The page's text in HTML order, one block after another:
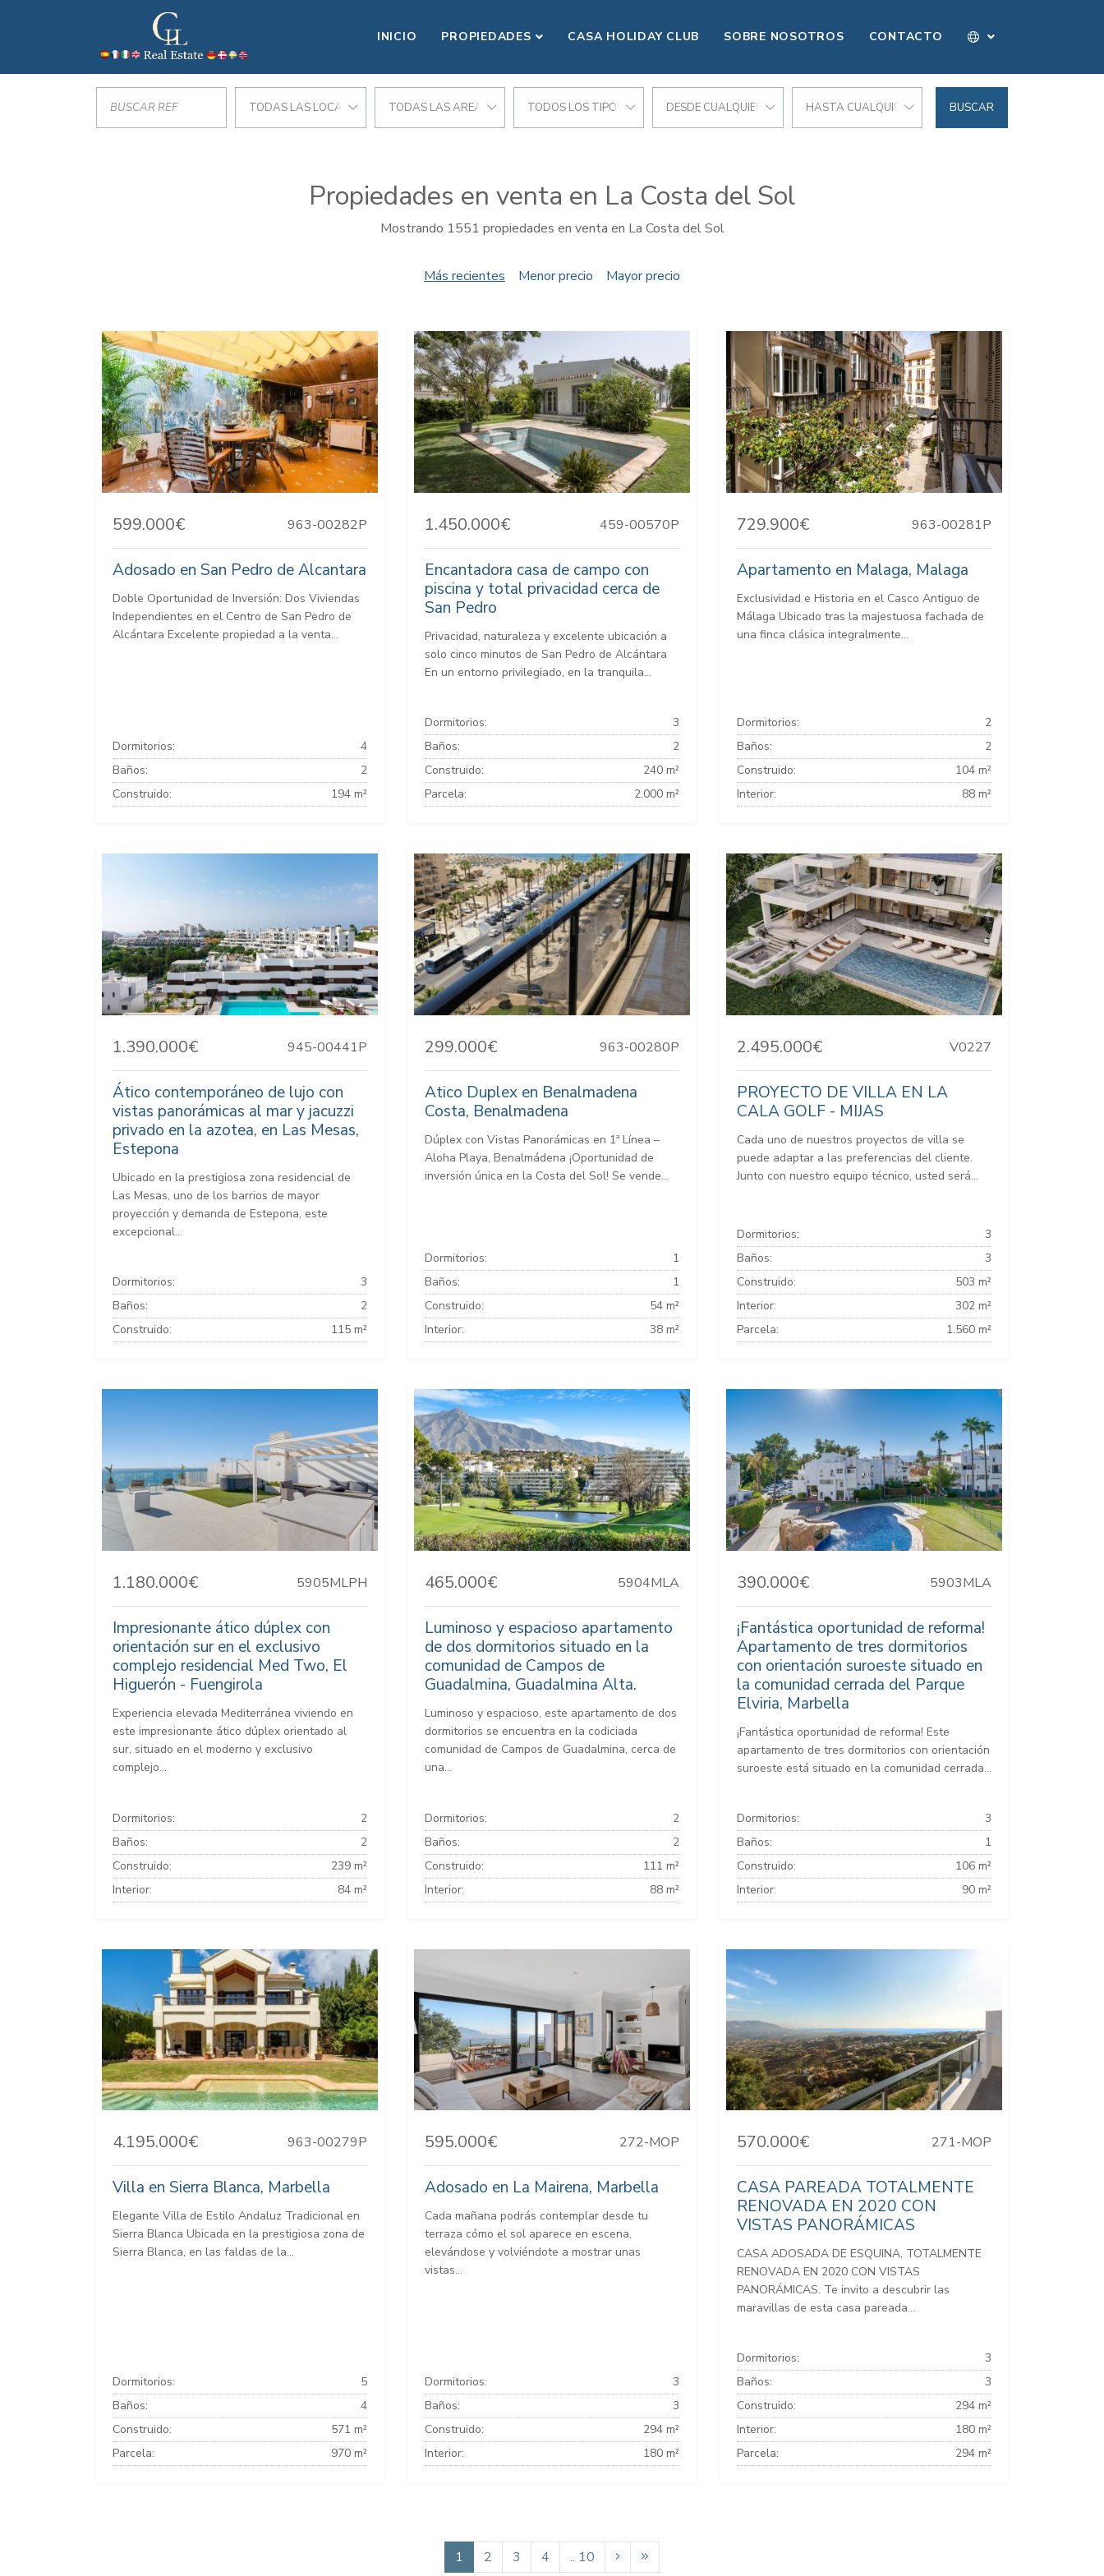
INICIO PROPIEDADES CASA HOLIDAY CLUB SOBRE NOSOTROS CONTACTO
TODAS LAS LOCALIZACIONESTODAS LAS AREAS TODOS LOS TIPOS DESDE CUALQUIER PRECIO HASTA CUALQUIER PRECIO BUSCAR
Propiedades en venta en La Costa del Sol
Mostrando 1551 propiedades en venta en La Costa del Sol
Más recientes Menor precio Mayor precio
599.000€ 963-00282P
Adosado en San Pedro de Alcantara
Doble Oportunidad de Inversión: Dos Viviendas
Independientes en el Centro de San Pedro de
Alcántara Excelente propiedad a la venta...
Dormitorios:
4
Baños:
2
Construido:
194 m²
1.450.000€ 459-00570P
Encantadora casa de campo con
piscina y total privacidad cerca de
San Pedro
Privacidad, naturaleza y excelente ubicación a
solo cinco minutos de San Pedro de Alcántara
En un entorno privilegiado, en la tranquila...
Dormitorios:
3
Baños:
2
Construido:
240 m²
Parcela:
2.000 m²
729.900€ 963-00281P
Apartamento en Malaga, Malaga
Exclusividad e Historia en el Casco Antiguo de
Málaga Ubicado tras la majestuosa fachada de
una finca clásica integralmente...
Dormitorios:
2
Baños:
2
Construido:
104 m²
Interior:
88 m²
1.390.000€ 945-00441P
Ático contemporáneo de lujo con
vistas panorámicas al mar y jacuzzi
privado en la azotea, en Las Mesas,
Estepona
Ubicado en la prestigiosa zona residencial de
Las Mesas, uno de los barrios de mayor
proyección y demanda de Estepona, este
excepcional...
Dormitorios:
3
Baños:
2
Construido:
115 m²
299.000€ 963-00280P
Atico Duplex en Benalmadena
Costa, Benalmadena
Dúplex con Vistas Panorámicas en 1ª Línea –
Aloha Playa, Benalmádena ¡Oportunidad de
inversión única en la Costa del Sol! Se vende...
Dormitorios:
1
Baños:
1
Construido:
54 m²
Interior:
38 m²
2.495.000€ V0227
PROYECTO DE VILLA EN LA
CALA GOLF - MIJAS
Cada uno de nuestros proyectos de villa se
puede adaptar a las preferencias del cliente.
Junto con nuestro equipo técnico, usted será...
Dormitorios:
3
Baños:
3
Construido:
503 m²
Interior:
302 m²
Parcela:
1.560 m²
1.180.000€ 5905MLPH
Impresionante ático dúplex con
orientación sur en el exclusivo
complejo residencial Med Two, El
Higuerón - Fuengirola
Experiencia elevada Mediterránea viviendo en
este impresionante ático dúplex orientado al
sur, situado en el moderno y exclusivo
complejo...
Dormitorios:
2
Baños:
2
Construido:
239 m²
Interior:
84 m²
465.000€ 5904MLA
Luminoso y espacioso apartamento
de dos dormitorios situado en la
comunidad de Campos de
Guadalmina, Guadalmina Alta.
Luminoso y espacioso, este apartamento de dos
dormitorios se encuentra en la codiciada
comunidad de Campos de Guadalmina, cerca de
una...
Dormitorios:
2
Baños:
2
Construido:
111 m²
Interior:
88 m²
390.000€ 5903MLA
¡Fantástica oportunidad de reforma!
Apartamento de tres dormitorios
con orientación suroeste situado en
la comunidad cerrada del Parque
Elviria, Marbella
¡Fantástica oportunidad de reforma! Este
apartamento de tres dormitorios con orientación
suroeste está situado en la comunidad cerrada...
Dormitorios:
3
Baños:
1
Construido:
106 m²
Interior:
90 m²
4.195.000€ 963-00279P
Villa en Sierra Blanca, Marbella
Elegante Villa de Estilo Andaluz Tradicional en
Sierra Blanca Ubicada en la prestigiosa zona de
Sierra Blanca, en las faldas de la...
Dormitorios:
5
Baños:
4
Construido:
571 m²
Parcela:
970 m²
595.000€ 272-MOP
Adosado en La Mairena, Marbella
Cada mañana podrás contemplar desde tu
terraza cómo el sol aparece en escena,
elevándose y volviéndote a mostrar unas
vistas...
Dormitorios:
3
Baños:
3
Construido:
294 m²
Interior:
180 m²
570.000€ 271-MOP
CASA PAREADA TOTALMENTE
RENOVADA EN 2020 CON
VISTAS PANORÁMICAS
CASA ADOSADA DE ESQUINA, TOTALMENTE
RENOVADA EN 2020 CON VISTAS
PANORÁMICAS. Te invito a descubrir las
maravillas de esta casa pareada...
Dormitorios:
3
Baños:
3
Construido:
294 m²
Interior:
180 m²
Parcela:
294 m²
1 2 3 4 .. 10